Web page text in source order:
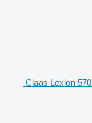
Claas Lexion